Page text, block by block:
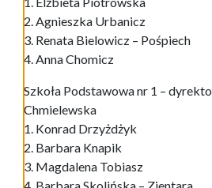
2. Agnieszka Urbanicz
3. Renata Bielowicz – Pośpiech
4. Anna Chomicz
Szkoła Podstawowa nr 1 –
Chmielewska
1. Konrad Drzyżdżyk
2. Barbara Knapik
3. Magdalena Tobiasz
4. Barbara Skolińska – Zientara